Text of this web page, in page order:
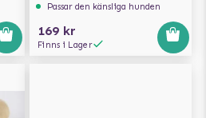
Passar den känsliga hunden
169 kr
Finns i Lager